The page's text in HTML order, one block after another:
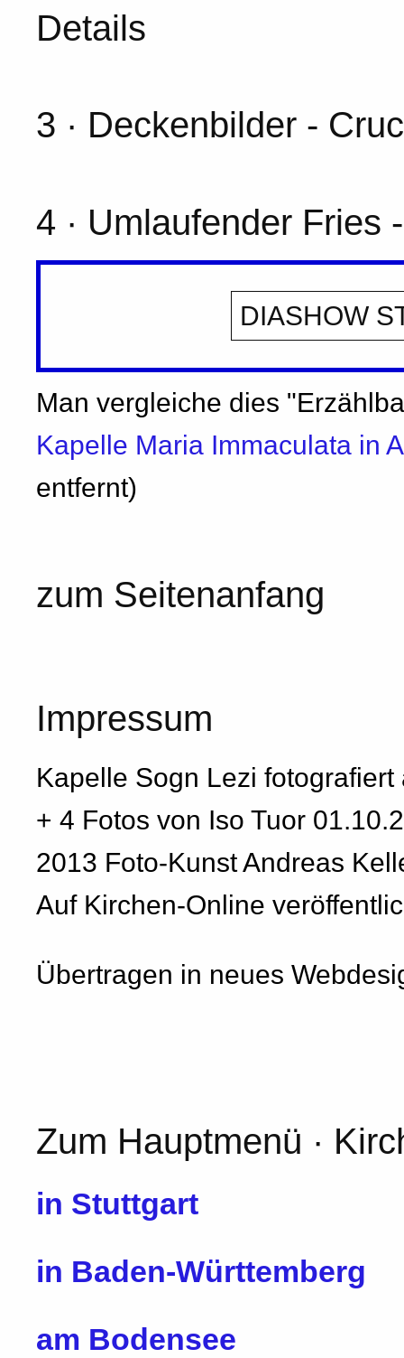
Details
3 · Deckenbilder -
4 · Umlaufender Fries
DIASHOW
Man vergleiche dies
Kapelle Maria Immaculata in
entfernt)
zum Seitenanfang
Impressum
Kapelle Sogn Lezi
+ 4 Fotos von Iso Tuor
2013 Foto-Kunst Andreas
Auf Kirchen-Online
Übertragen in neues
Zum Hauptmenü ·
in Stuttgart
in Baden-Württemberg
am Bodensee